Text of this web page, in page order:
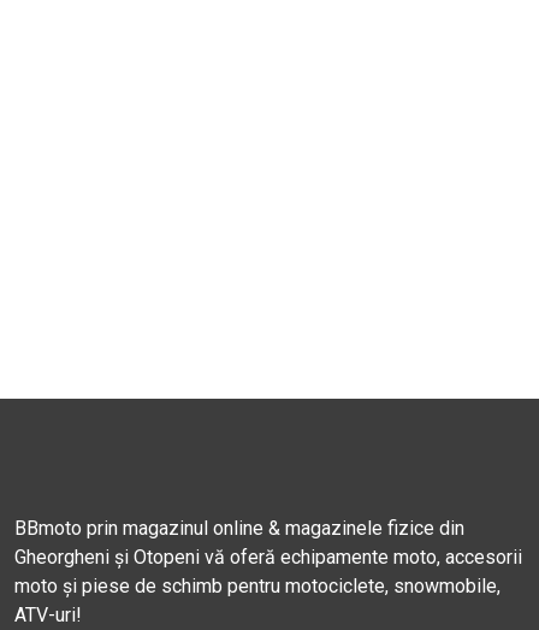
BBmoto prin magazinul online & magazinele fizice din
Gheorgheni și Otopeni vă oferă echipamente moto, accesorii
moto și piese de schimb pentru motociclete, snowmobile,
ATV-uri!